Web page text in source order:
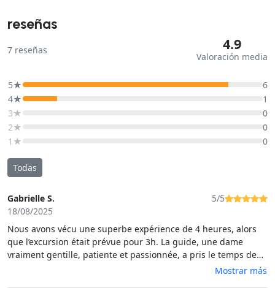
reseñas
7 reseñas 4.9
Valoración media
5★
6
4★
1
3★
0
2★
0
1★
0
Todas
Gabrielle S.
18/08/2025
5/5
Nous avons vécu une superbe expérience de 4 heures, alors
que l’excursion était prévue pour 3h. La guide, une dame
vraiment gentille, patiente et passionnée, a pris le temps de
tout bien expliquer et de nous faire découvrir de magnifiques
Mostrar más